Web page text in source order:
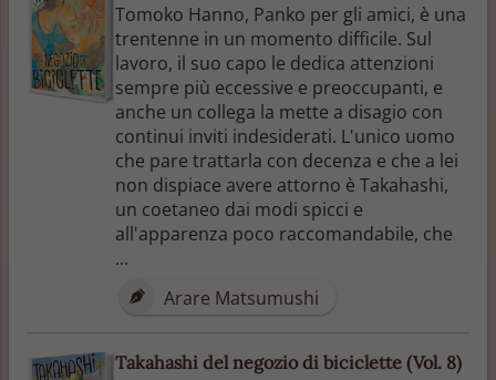
Tomoko Hanno, Panko per gli amici, è una
trentenne in un momento difficile. Sul
lavoro, il suo capo le dedica attenzioni
sempre più eccessive e preoccupanti, e
anche un collega la mette a disagio con
continui inviti indesiderati. L'unico uomo
che pare trattarla con decenza e che a lei
non dispiace avere attorno è Takahashi,
un coetaneo dai modi spicci e
all'apparenza poco raccomandabile, che
...
Arare Matsumushi
Takahashi del negozio di biciclette (Vol. 8)